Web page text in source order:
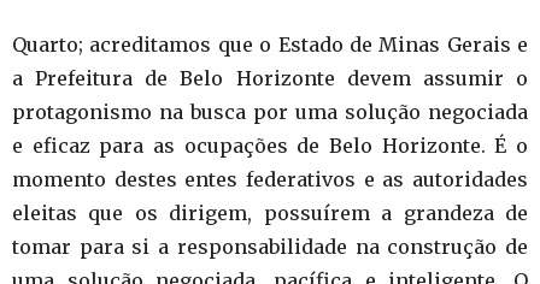
Quarto; acreditamos que o Estado de Minas Gerais e
a Prefeitura de Belo Horizonte devem assumir o
protagonismo na busca por uma solução negociada
e eficaz para as ocupações de Belo Horizonte. É o
momento destes entes federativos e as autoridades
eleitas que os dirigem, possuírem a grandeza de
tomar para si a responsabilidade na construção de